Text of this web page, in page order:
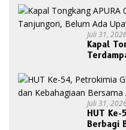
Juli 31,
Kapal
Juli 31,
HUT Ke-
Berbagi